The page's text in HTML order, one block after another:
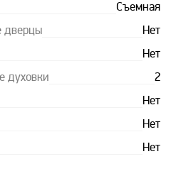
Съемная
дверцы Нет
Нет
духовки 2
Нет
Нет
Нет